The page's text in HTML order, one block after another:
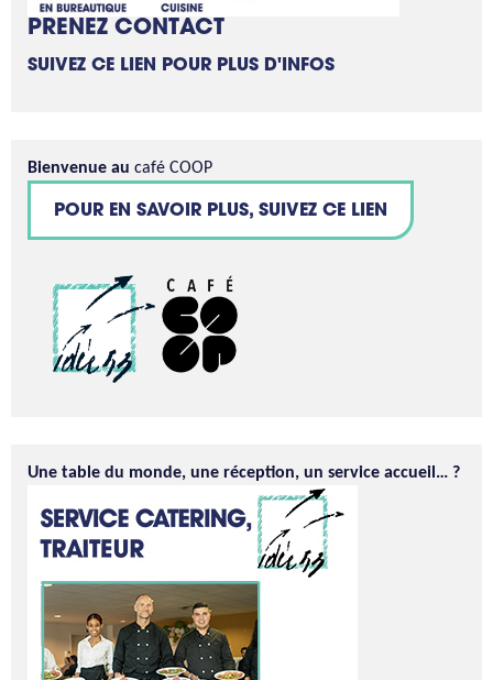
PRENEZ CONTACT
SUIVEZ CE LIEN POUR PLUS D'INFOS
Bienvenue au café COOP
POUR EN SAVOIR PLUS, SUIVEZ CE LIEN
Une table du monde, une réception, un service accueil… ?